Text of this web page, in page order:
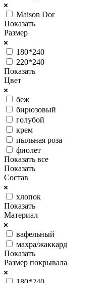
Maison Dor
Показать
Размер
180*240
220*240
Показать
Цвет
беж
бирюзовый
голубой
крем
пыльная роза
фиолет
Показать все
Показать
Состав
хлопок
Показать
Материал
вафельный
махра/жаккард
Показать
Размер покрывала